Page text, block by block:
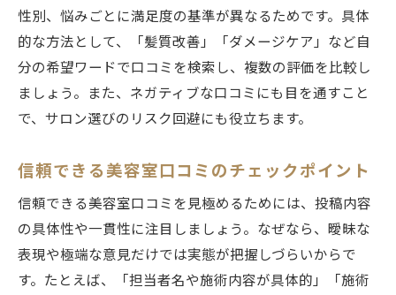
性別、悩みごとに満足度の基準が異なるためです。具体
的な方法として、「髪質改善」「ダメージケア」など自
分の希望ワードで口コミを検索し、複数の評価を比較し
ましょう。また、ネガティブな口コミにも目を通すこと
で、サロン選びのリスク回避にも役立ちます。
信頼できる美容室口コミのチェックポイント
信頼できる美容室口コミを見極めるためには、投稿内容
の具体性や一貫性に注目しましょう。なぜなら、曖昧な
表現や極端な意見だけでは実態が把握しづらいからで
す。たとえば、「担当者名や施術内容が具体的」「施術